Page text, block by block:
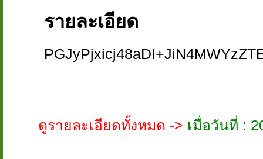
รายละเอียด
ดูรายละเอียดทั้งหมด -> เมื่อวันที่ :